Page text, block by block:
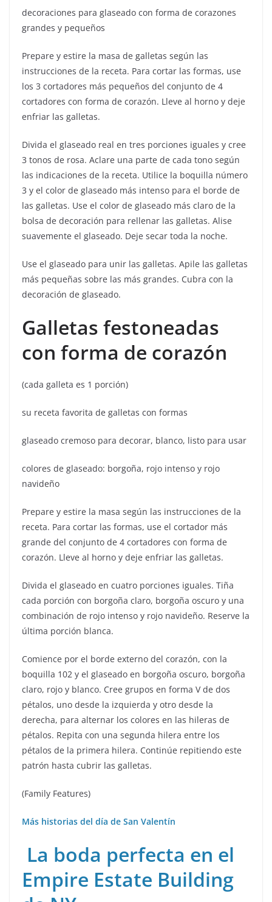
decoraciones para glaseado con forma de corazones
grandes y pequeños
Prepare y estire la masa de galletas según las
instrucciones de la receta. Para cortar las formas, use
los 3 cortadores más pequeños del conjunto de 4
cortadores con forma de corazón. Lleve al horno y deje
enfriar las galletas.
Divida el glaseado real en tres porciones iguales y cree
3 tonos de rosa. Aclare una parte de cada tono según
las indicaciones de la receta. Utilice la boquilla número
3 y el color de glaseado más intenso para el borde de
las galletas. Use el color de glaseado más claro de la
bolsa de decoración para rellenar las galletas. Alise
suavemente el glaseado. Deje secar toda la noche.
Use el glaseado para unir las galletas. Apile las galletas
más pequeñas sobre las más grandes. Cubra con la
decoración de glaseado.
Galletas festoneadas
con forma de corazón
(cada galleta es 1 porción)
su receta favorita de galletas con formas
glaseado cremoso para decorar, blanco, listo para usar
colores de glaseado: borgoña, rojo intenso y rojo
navideño
Prepare y estire la masa según las instrucciones de la
receta. Para cortar las formas, use el cortador más
grande del conjunto de 4 cortadores con forma de
corazón. Lleve al horno y deje enfriar las galletas.
Divida el glaseado en cuatro porciones iguales. Tiña
cada porción con borgoña claro, borgoña oscuro y una
combinación de rojo intenso y rojo navideño. Reserve la
última porción blanca.
Comience por el borde externo del corazón, con la
boquilla 102 y el glaseado en borgoña oscuro, borgoña
claro, rojo y blanco. Cree grupos en forma V de dos
pétalos, uno desde la izquierda y otro desde la
derecha, para alternar los colores en las hileras de
pétalos. Repita con una segunda hilera entre los
pétalos de la primera hilera. Continúe repitiendo este
patrón hasta cubrir las galletas.
(Family Features)
Más historias del día de San Valentín
La boda perfecta en el
Empire Estate Building